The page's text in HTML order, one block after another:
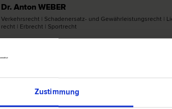
Zustimmung
Dr. Anton WEBER
Verkehrs­recht | Schadenersatz- und Gewährleistungs­recht |
recht | Erb­recht | Sport­recht
Dr. Bertram GRASS
Familien­recht | Arbeits­recht | Urheber­recht | Straf­recht |